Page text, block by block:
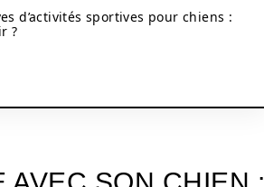
d’activités sportives pour chiens :
?